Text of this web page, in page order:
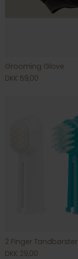
Grooming Glove
DKK 59,00
2 Finger Tandbørster
DKK 29,00